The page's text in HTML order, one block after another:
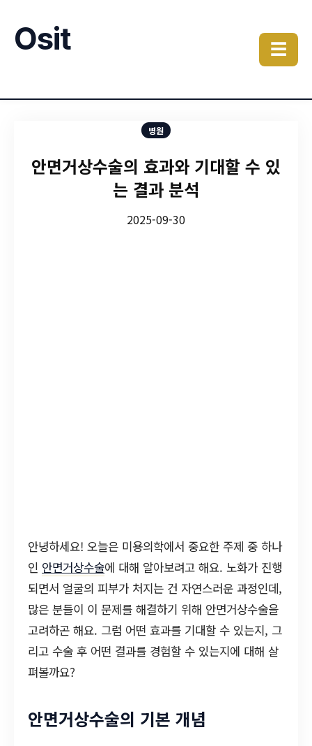
Osit ☰
병원
안면거상수술의 효과와 기대할 수 있
는 결과 분석
2025-09-30
안녕하세요! 오늘은 미용의학에서 중요한 주제 중 하나
인 안면거상수술에 대해 알아보려고 해요. 노화가 진행
되면서 얼굴의 피부가 처지는 건 자연스러운 과정인데,
많은 분들이 이 문제를 해결하기 위해 안면거상수술을
고려하곤 해요. 그럼 어떤 효과를 기대할 수 있는지, 그
리고 수술 후 어떤 결과를 경험할 수 있는지에 대해 살
펴볼까요?
안면거상수술의 기본 개념